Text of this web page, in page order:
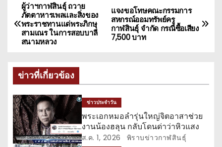
แ
น
แ
น
ว
เ
แจงขอโทษคณะกรรมการ
สหกรณ์ออมทรัพย์ครู
กาฬสินธุ์ จำกัด กรณีซื้อเสียง
7,500 บาท
ผู้ว่าฯกาฬสินธุ์ ถวาย
ภัตตาหารเพลและสิ่งของ
พระราชทานแด่พระภิกษุ
สามเณร ในการสอบบาลี
สนามหลวง
ข่าวที่เกี่ยวข้อง
ข่าวประจำวัน
พระเอกหมอลำรุ่นใหญ่จิตอาสาช่วย
งานน้องฮลุน กลับโดนด่าว่าหิวแสง
ส.ค. 1, 2026 พิราบข่าวกาฬสินธุ์